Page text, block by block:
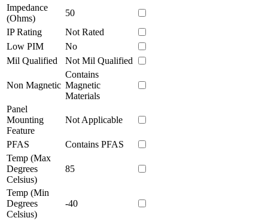
Impedance
(Ohms)
50
IP Rating
Not Rated
Low PIM
No
Mil Qualified
Not Mil Qualified
Non Magnetic
Contains
Magnetic
Materials
Panel
Mounting
Feature
Not Applicable
PFAS
Contains PFAS
Temp (Max
Degrees
Celsius)
85
Temp (Min
Degrees
Celsius)
-40